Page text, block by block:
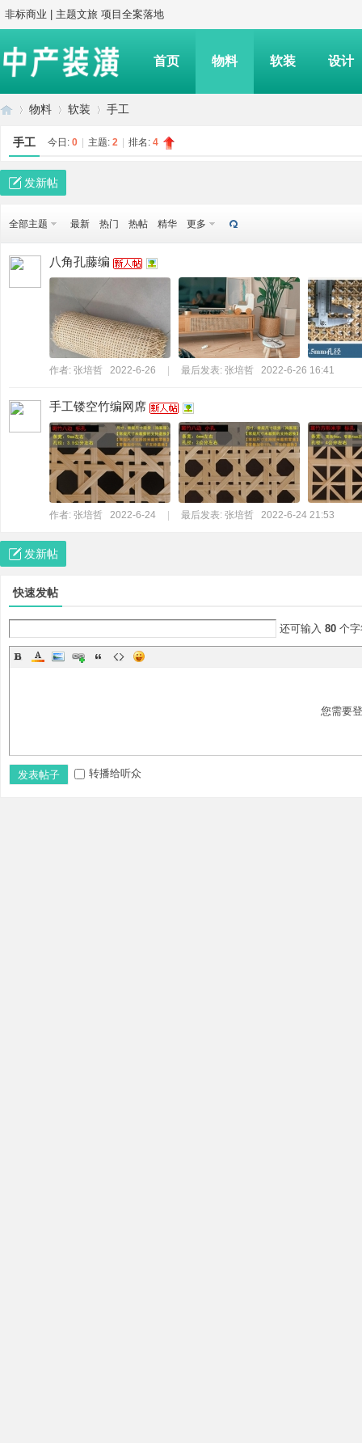
非标商业 | 主题文旅 项目全案落地
首页 物料 软装 设计
中»
物料
›
软装 手工
手工 今日: 0 主题: 2 排名: 4
发新帖
全部主题 最新 热门 热帖 精华 更多
八角孔藤编
作者: 张培哲 2022-6-26 最后发表: 张培哲 2022-6-26 16:41
手工镂空竹编网席
作者: 张培哲 2022-6-24 最后发表: 张培哲 2022-6-24 21:53
发新帖
快速发帖
还可输入 80 个
您需要
发表帖子 转播给听众